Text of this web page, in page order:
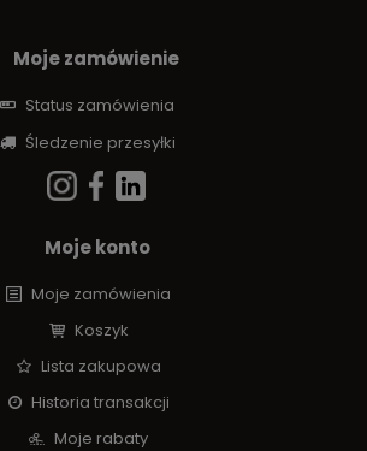
Moje zamówienie
Status zamówienia
Śledzenie przesyłki
Moje konto
Moje zamówienia
Koszyk
Lista zakupowa
Historia transakcji
Moje rabaty